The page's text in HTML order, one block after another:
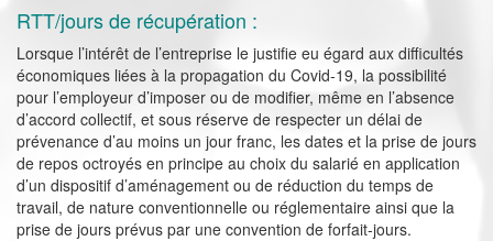
RTT/jours de récupération :
Lorsque l’intérêt de l’entreprise le justifie eu égard aux difficultés
économiques liées à la propagation du Covid-19, la possibilité
pour l’employeur d’imposer ou de modifier, même en l’absence
d’accord collectif, et sous réserve de respecter un délai de
prévenance d’au moins un jour franc, les dates et la prise de jours
de repos octroyés en principe au choix du salarié en application
d’un dispositif d’aménagement ou de réduction du temps de
travail, de nature conventionnelle ou réglementaire ainsi que la
prise de jours prévus par une convention de forfait-jours.